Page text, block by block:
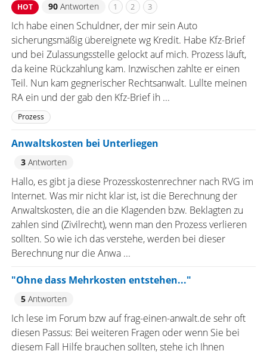
HOT 90Antworten 1 2 3
Ich habe einen Schuldner, der mir sein Auto
sicherungsmäßig übereignete wg Kredit. Habe Kfz-Brief
und bei Zulassungsstelle gelockt auf mich. Prozess läuft,
da keine Rückzahlung kam. Inzwischen zahlte er einen
Teil. Nun kam gegnerischer Rechtsanwalt. Lullte meinen
RA ein und der gab den Kfz-Brief ih ...
Prozess
Anwaltskosten bei Unterliegen
3Antworten
Hallo, es gibt ja diese Prozesskostenrechner nach RVG im
Internet. Was mir nicht klar ist, ist die Berechnung der
Anwaltskosten, die an die Klagenden bzw. Beklagten zu
zahlen sind (Zivilrecht), wenn man den Prozess verlieren
sollten. So wie ich das verstehe, werden bei dieser
Berechnung nur die Anwa ...
"Ohne dass Mehrkosten entstehen..."
5Antworten
Ich lese im Forum bzw auf frag-einen-anwalt.de sehr oft
diesen Passus: Bei weiteren Fragen oder wenn Sie bei
diesem Fall Hilfe brauchen sollten, stehe ich Ihnen